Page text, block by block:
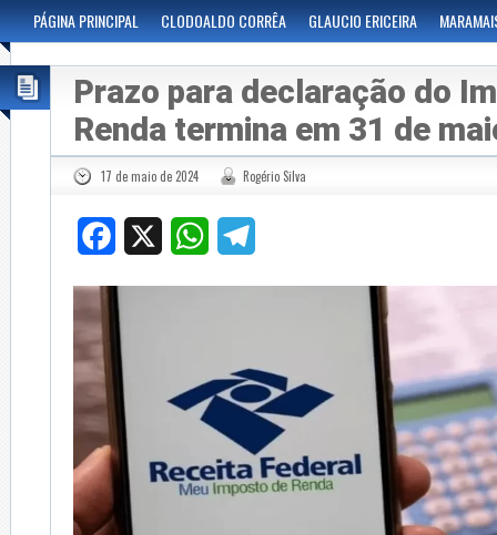
PÁGINA PRINCIPAL CLODOALDO CORRÊA GLAUCIO ERICEIRA
Prazo para declaração do
Renda termina em 31 de
17 de maio de 2024 Rogério Silva
Facebook WhatsApp